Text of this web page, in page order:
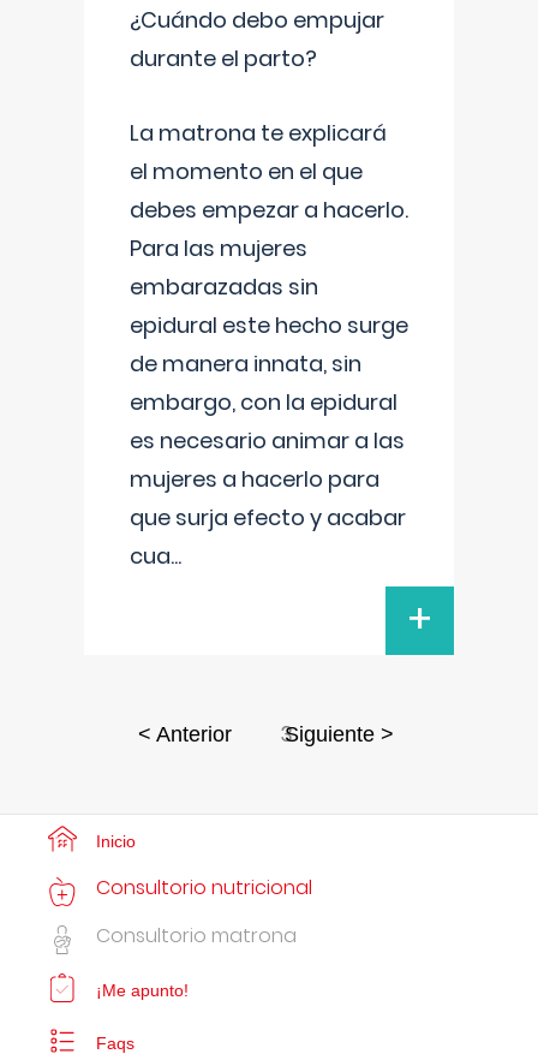
¿Cuándo debo empujar
durante el parto?
La matrona te explicará
el momento en el que
debes empezar a hacerlo.
Para las mujeres
embarazadas sin
epidural este hecho surge
de manera innata, sin
embargo, con la epidural
es necesario animar a las
mujeres a hacerlo para
que surja efecto y acabar
cua...
+
< Anterior 3Siguiente >
Inicio
Consultorio nutricional
Consultorio matrona
¡Me apunto!
Faqs